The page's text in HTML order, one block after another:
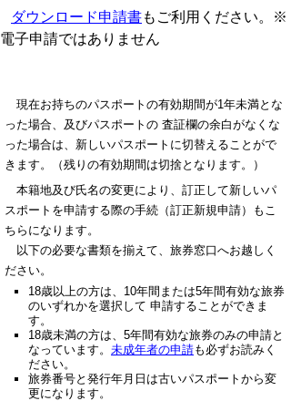
ダウンロード申請書もご利用ください。※
電子申請ではありません
現在お持ちのパスポートの有効期間が1年未満とな
った場合、及びパスポートの 査証欄の余白がなくな
った場合は、新しいパスポートに切替えることがで
きます。（残りの有効期間は切捨となります。）
本籍地及び氏名の変更により、訂正して新しいパ
スポートを申請する際の手続（訂正新規申請）もこ
ちらになります。
以下の必要な書類を揃えて、旅券窓口へお越しく
ださい。
18歳以上の方は、10年間または5年間有効な旅券
のいずれかを選択して 申請することができま
す。
18歳未満の方は、5年間有効な旅券のみの申請と
なっています。 未成年者の申請も必ずお読みく
ださい。
旅券番号と発行年月日は古いパスポートから変
更になります。